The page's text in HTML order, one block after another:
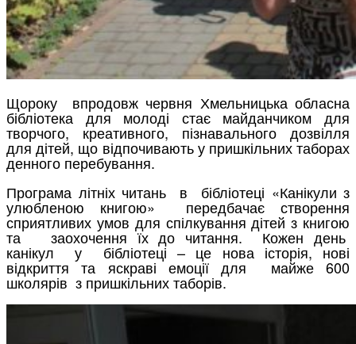
Щороку впродовж червня Хмельницька обласна
бібліотека для молоді стає майданчиком для
творчого, креативного, пізнавального дозвілля
для дітей, що відпочивають у пришкільних таборах
денного перебування.
Програма літніх читань в бібліотеці «Канікули з
улюбленою книгою» передбачає створення
сприятливих умов для спілкування дітей з книгою
та заохочення їх до читання. Кожен день
канікул у бібліотеці – це нова історія, нові
відкриття та яскраві емоції для майже 600
школярів з пришкільних таборів.